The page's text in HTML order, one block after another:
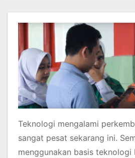
Teknologi mengalami
sangat pesat sekarang ini.
menggunakan basis teknologi